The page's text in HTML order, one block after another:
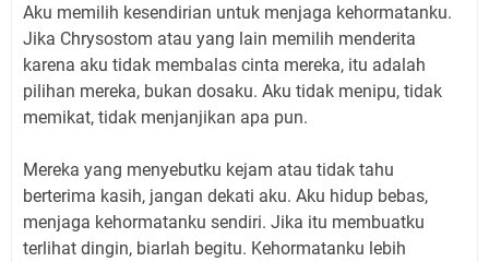
Aku memilih kesendirian untuk menjaga kehormatanku.
Jika Chrysostom atau yang lain memilih menderita
karena aku tidak membalas cinta mereka, itu adalah
pilihan mereka, bukan dosaku. Aku tidak menipu, tidak
memikat, tidak menjanjikan apa pun.
Mereka yang menyebutku kejam atau tidak tahu
berterima kasih, jangan dekati aku. Aku hidup bebas,
menjaga kehormatanku sendiri. Jika itu membuatku
terlihat dingin, biarlah begitu. Kehormatanku lebih